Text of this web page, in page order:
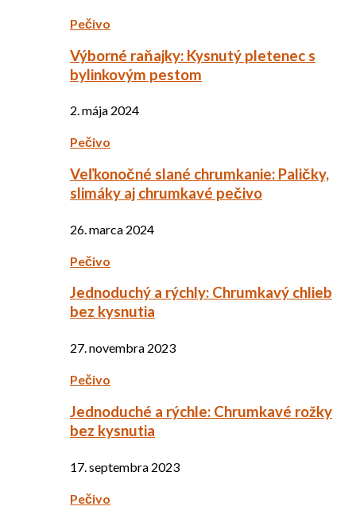
Pečivo
Výborné raňajky: Kysnutý pletenec s
bylinkovým pestom
2. mája 2024
Pečivo
Veľkonočné slané chrumkanie: Paličky,
slimáky aj chrumkavé pečivo
26. marca 2024
Pečivo
Jednoduchý a rýchly: Chrumkavý chlieb
bez kysnutia
27. novembra 2023
Pečivo
Jednoduché a rýchle: Chrumkavé rožky
bez kysnutia
17. septembra 2023
Pečivo